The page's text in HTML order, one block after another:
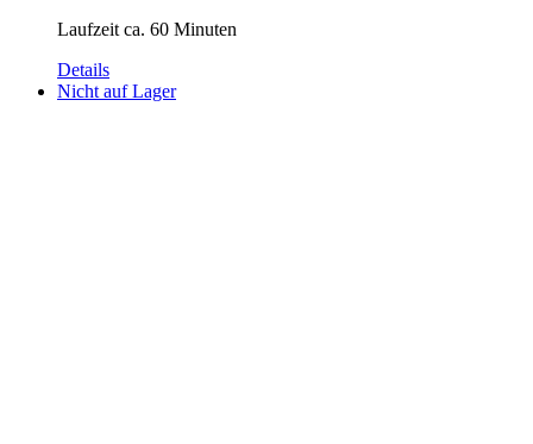
Laufzeit ca. 60 Minuten
Details
Nicht auf Lager